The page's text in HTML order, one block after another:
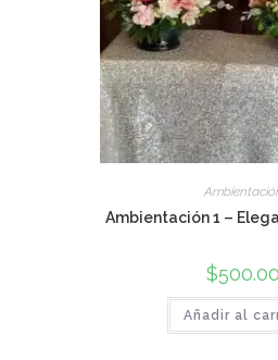
Ambientación 1 –
$500.00
Añadir al